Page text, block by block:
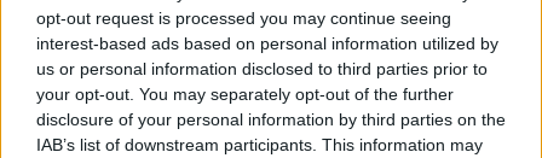
opt-out request is processed you may continue seeing
interest-based ads based on personal information utilized by
us or personal information disclosed to third parties prior to
your opt-out. You may separately opt-out of the further
disclosure of your personal information by third parties on the
IAB’s list of downstream participants. This information may
Δεν υπάρχει θεραπεία, αλλά ορισμένες σοβαρές
περιπτώσεις μπορούν να αντιμετωπιστούν με
φάρμακα, π.χ. κατά της υπέρτασης.